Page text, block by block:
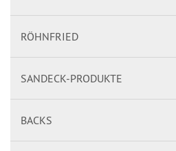
RÖHNFRIED
SANDECK-PRODUKTE
BACKS